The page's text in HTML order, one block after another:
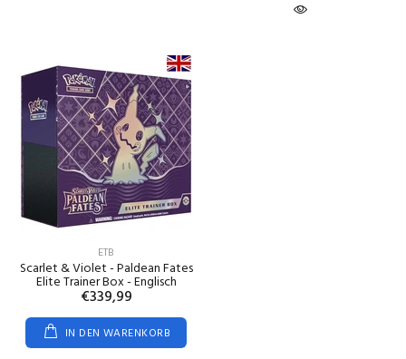
ETB
Scarlet & Violet - Paldean Fates
Elite Trainer Box - Englisch
€339,99
IN DEN WARENKORB